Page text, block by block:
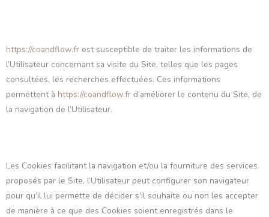
https://coandflow.fr est susceptible de traiter les informations de
l’Utilisateur concernant sa visite du Site, telles que les pages
consultées, les recherches effectuées. Ces informations
permettent à https://coandflow.fr d’améliorer le contenu du Site, de
la navigation de l’Utilisateur.
Les Cookies facilitant la navigation et/ou la fourniture des services
proposés par le Site, l’Utilisateur peut configurer son navigateur
pour qu’il lui permette de décider s’il souhaite ou non les accepter
de manière à ce que des Cookies soient enregistrés dans le